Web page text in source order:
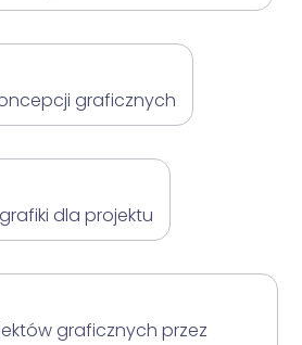
graficznych
dla projektu
graficznych przez